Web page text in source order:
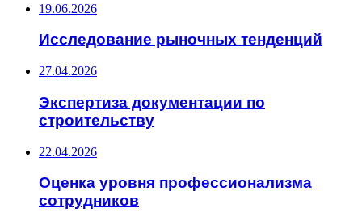
19.06.2026
Исследование рыночных тенденций
27.04.2026
Экспертиза документации по
строительству
22.04.2026
Оценка уровня профессионализма
сотрудников